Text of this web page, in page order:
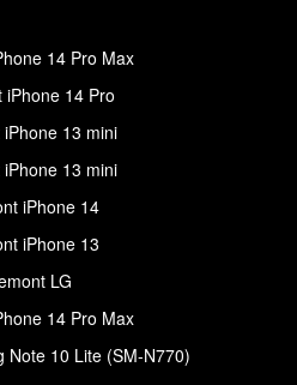
14 Pro Max
iPhone 14 Pro
iPhone 13 mini
iPhone 13 mini
iPhone 14
iPhone 13
LG
14 Pro Max
Note 10 Lite (SM-N770)